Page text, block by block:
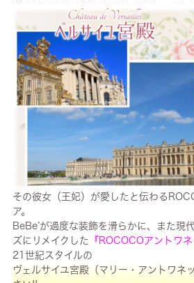
その彼女（王妃）が愛したと伝わる
ア。
BeBe’が過度な装飾を滑らかに、また現
ズにリメイクした
『ROCOCOアントワ
21世紀スタイルの
ヴェルサイユ宮殿（マリー・アントワネ